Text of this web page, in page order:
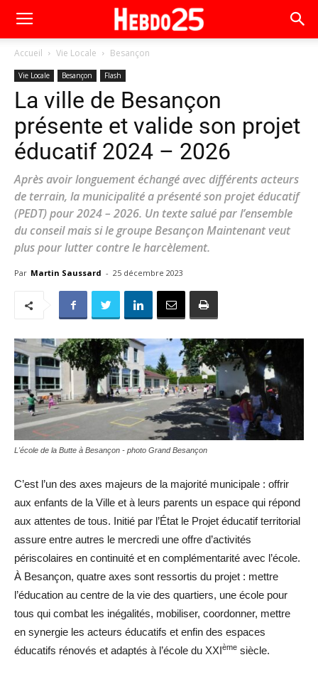
Accueil Vie Locale Besançon
Vie Locale Besançon Flash
La ville de Besançon
présente et valide son projet
éducatif 2024 – 2026
Après avoir longuement échangé avec différents acteurs
de terrain, la municipalité a présenté son projet éducatif
(PEDT) pour 2024 – 2026. Un texte salué par l’ensemble
du conseil mais si le groupe Besançon Maintenant veut
plus pour lutter contre le harcèlement.
Par Martin Saussard - 25 décembre 2023
L'école de la Butte à Besançon - photo Grand Besançon
C’est l’un des axes majeurs de la majorité municipale : offrir
aux enfants de la Ville et à leurs parents un espace qui répond
aux attentes de tous. Initié par l’État le Projet éducatif territorial
assure entre autres le mercredi une offre d’activités
périscolaires en continuité et en complémentarité avec l’école.
À Besançon, quatre axes sont ressortis du projet : mettre
l’éducation au centre de la vie des quartiers, une école pour
tous qui combat les inégalités, mobiliser, coordonner, mettre
en synergie les acteurs éducatifs et enfin des espaces
éducatifs rénovés et adaptés à l’école du XXIème siècle.